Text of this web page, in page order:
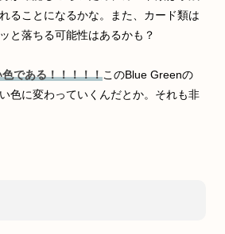
ることになるかな。また、カード類は
と落ちる可能性はあるかも？
色である！！！！！このBlue Greenの
色に変わっていくんだとか。それも非